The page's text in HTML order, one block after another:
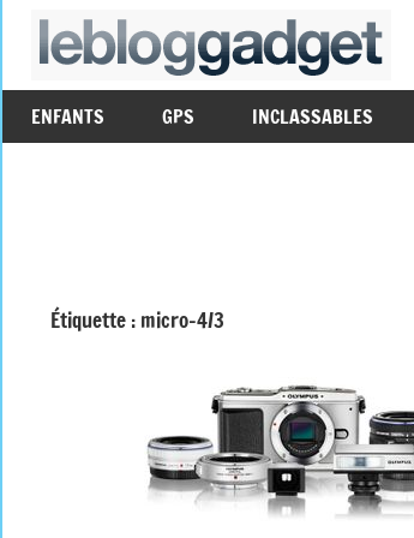
Aller
ENFANTS GPS INCLASSABLES
Étiquette : micro-4/3